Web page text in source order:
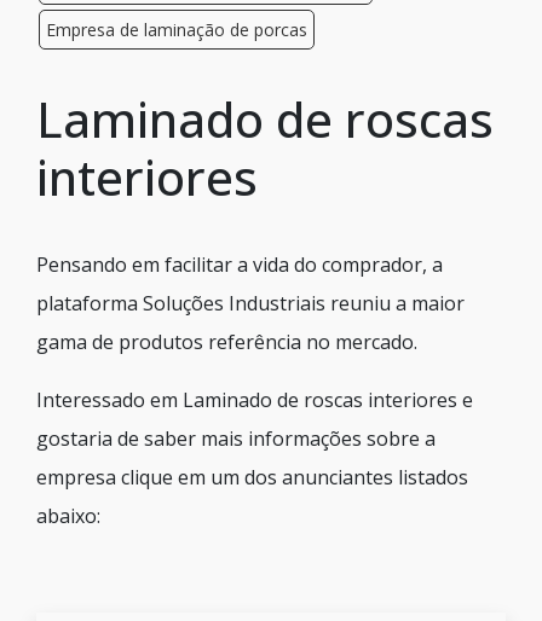
Empresa de laminação de porcas
Laminado de roscas
interiores
Pensando em facilitar a vida do comprador, a
plataforma Soluções Industriais reuniu a maior
gama de produtos referência no mercado.
Interessado em Laminado de roscas interiores e
gostaria de saber mais informações sobre a
empresa clique em um dos anunciantes listados
abaixo: